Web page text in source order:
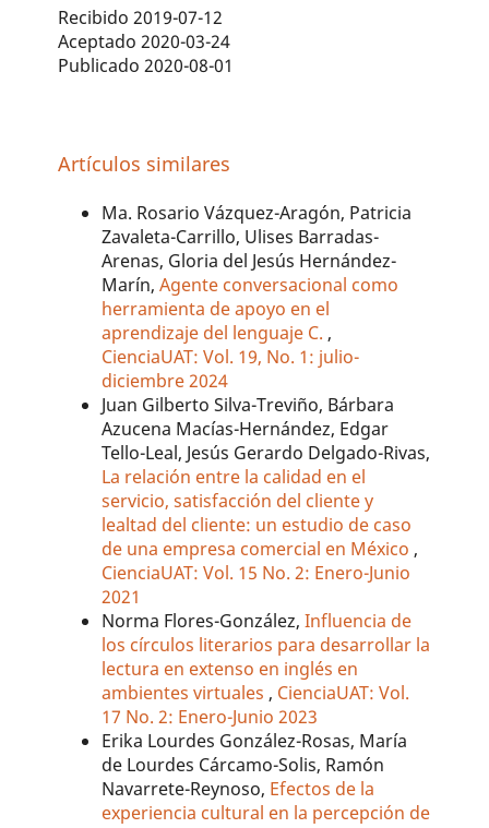
Recibido 2019-07-12
Aceptado 2020-03-24
Publicado 2020-08-01
Artículos similares
Ma. Rosario Vázquez-Aragón, Patricia
Zavaleta-Carrillo, Ulises Barradas-
Arenas, Gloria del Jesús Hernández-
Marín,Agente conversacional como
herramienta de apoyo en el
aprendizaje del lenguaje C. ,
CienciaUAT: Vol. 19, No. 1: julio-
diciembre 2024
Juan Gilberto Silva-Treviño, Bárbara
Azucena Macías-Hernández, Edgar
Tello-Leal, Jesús Gerardo Delgado-Rivas,
La relación entre la calidad en el
servicio, satisfacción del cliente y
lealtad del cliente: un estudio de caso
de una empresa comercial en México ,
CienciaUAT: Vol. 15 No. 2: Enero-Junio
2021
Norma Flores-González,Influencia de
los círculos literarios para desarrollar la
lectura en extenso en inglés en
ambientes virtuales , CienciaUAT: Vol.
17 No. 2: Enero-Junio 2023
Erika Lourdes González-Rosas, María
de Lourdes Cárcamo-Solis, Ramón
Navarrete-Reynoso, Efectos de la
experiencia cultural en la percepción de